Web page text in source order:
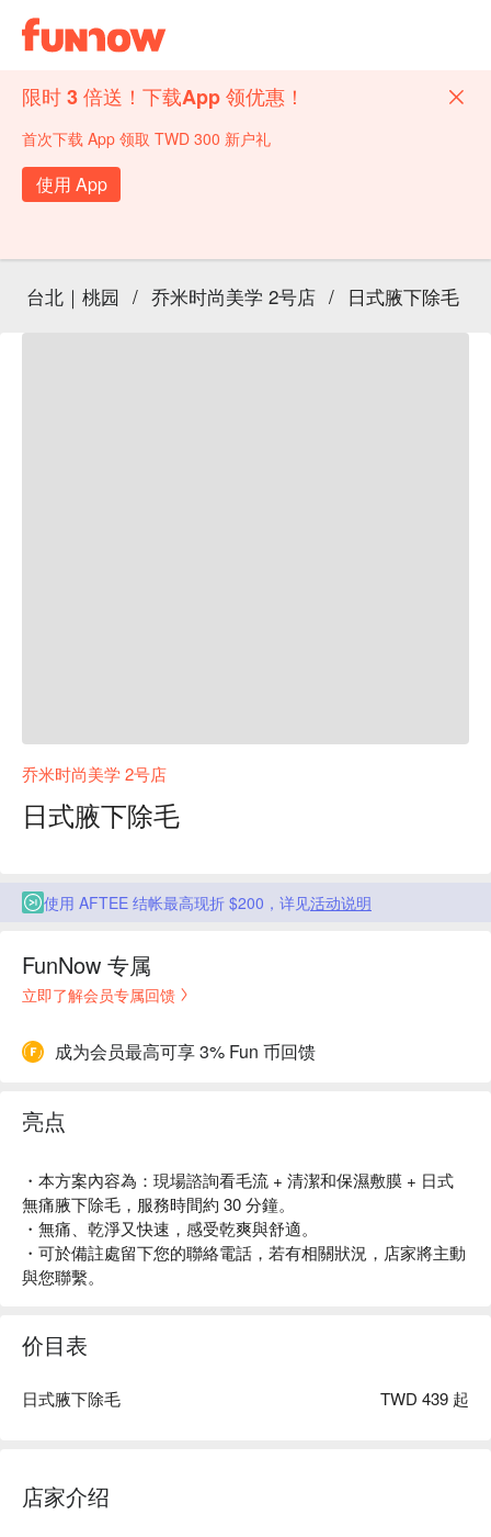
限时 3 倍送！下载App 领优惠！
首次下载 App 领取 TWD 300 新户礼
使用 App
台北｜桃园 / 乔米时尚美学 2号店 / 日式腋下除毛
乔米时尚美学 2号店
日式腋下除毛
使用 AFTEE 结帐最高现折 $200，详见活动说明
FunNow 专属
立即了解会员专属回馈
成为会员最高可享 3% Fun 币回馈
亮点
・本方案內容為：現場諮詢看毛流 + 清潔和保濕敷膜 + 日式
無痛腋下除毛，服務時間約 30 分鐘。
・無痛、乾淨又快速，感受乾爽與舒適。
・可於備註處留下您的聯絡電話，若有相關狀況，店家將主動
與您聯繫。
价目表
日式腋下除毛 TWD 439 起
店家介绍